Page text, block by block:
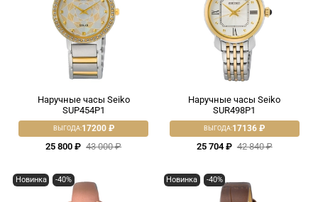
Наручные часы Seiko
SUP454P1
25 800 ₽ 43 000 ₽
ВЫГОДА:17200 ₽
Наручные часы Seiko
SUR498P1
25 704 ₽ 42 840 ₽
ВЫГОДА:17136 ₽
Новинка -40% Новинка -40%